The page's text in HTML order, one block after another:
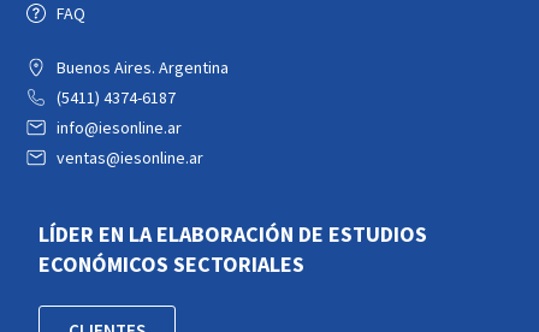
FAQ
Buenos Aires. Argentina
(5411) 4374-6187
info@iesonline.ar
ventas@iesonline.ar
LÍDER EN LA ELABORACIÓN DE ESTUDIOS
ECONÓMICOS SECTORIALES